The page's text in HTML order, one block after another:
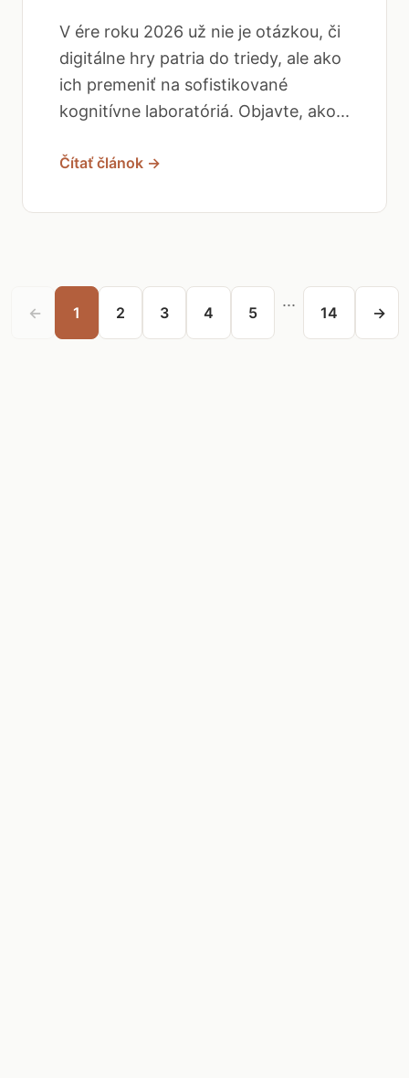
V ére roku 2026 už nie je otázkou, či
digitálne hry patria do triedy, ale ako
ich premeniť na sofistikované
kognitívne laboratóriá. Objavte, ako...
Čítať článok →
← 1 2 3 4 5
...
14 →